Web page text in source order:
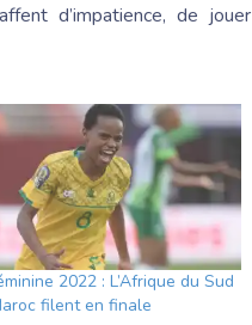
d’impatience, de jouer
2022 : L’Afrique du Sud
filent en finale